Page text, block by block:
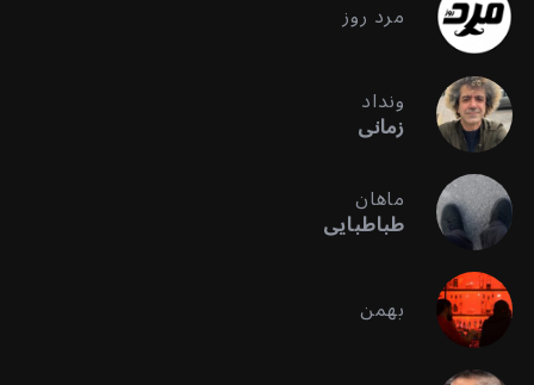
مرد روز
ونداد
زمانی
ماهان
طباطبایی
بهمن